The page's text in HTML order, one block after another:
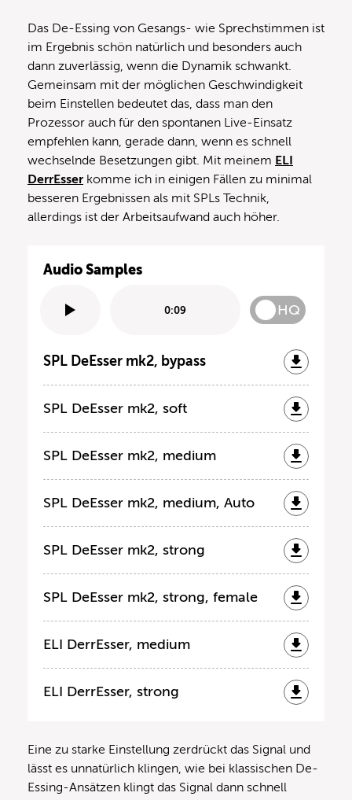
Das De-Essing von Gesangs- wie Sprechstimmen ist
im Ergebnis schön natürlich und besonders auch
dann zuverlässig, wenn die Dynamik schwankt.
Gemeinsam mit der möglichen Geschwindigkeit
beim Einstellen bedeutet das, dass man den
Prozessor auch für den spontanen Live-Einsatz
empfehlen kann, gerade dann, wenn es schnell
wechselnde Besetzungen gibt. Mit meinem ELI
DerrEsser komme ich in einigen Fällen zu minimal
besseren Ergebnissen als mit SPLs Technik,
allerdings ist der Arbeitsaufwand auch höher.
Audio Samples
0:09 HQ
SPL DeEsser mk2, bypass
SPL DeEsser mk2, soft
SPL DeEsser mk2, medium
SPL DeEsser mk2, medium, Auto
SPL DeEsser mk2, strong
SPL DeEsser mk2, strong, female
ELI DerrEsser, medium
ELI DerrEsser, strong
Eine zu starke Einstellung zerdrückt das Signal und
lässt es unnatürlich klingen, wie bei klassischen De-
Essing-Ansätzen klingt das Signal dann schnell